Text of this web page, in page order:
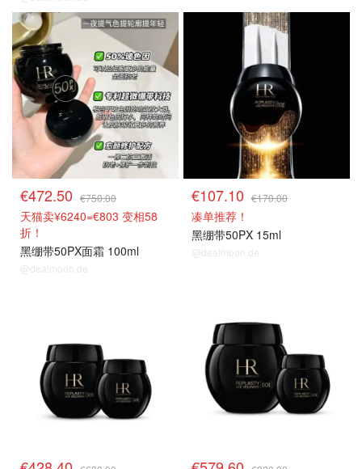
50PX面霜63折
€472.50 €750.00
天猫卖¥6240=€803 变相58
折！
黑绷带50PX面霜 100ml
@dealmoon.de
50PX面霜63折
€107.10 €170.00
凑单推荐！
黑绷带50PX 15ml
@dealmoon.de